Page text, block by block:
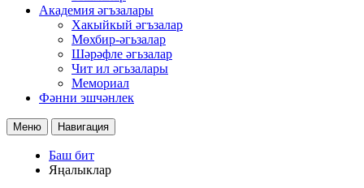
Академия әгъзалары
Хакыйкый әгъзалар
Мөхбир-әгьзалар
Шәрәфле әгьзалар
Чит ил әгьзалары
Мемориал
Фәнни эшчәнлек
Меню Навигация
Баш бит
Яңалыклар